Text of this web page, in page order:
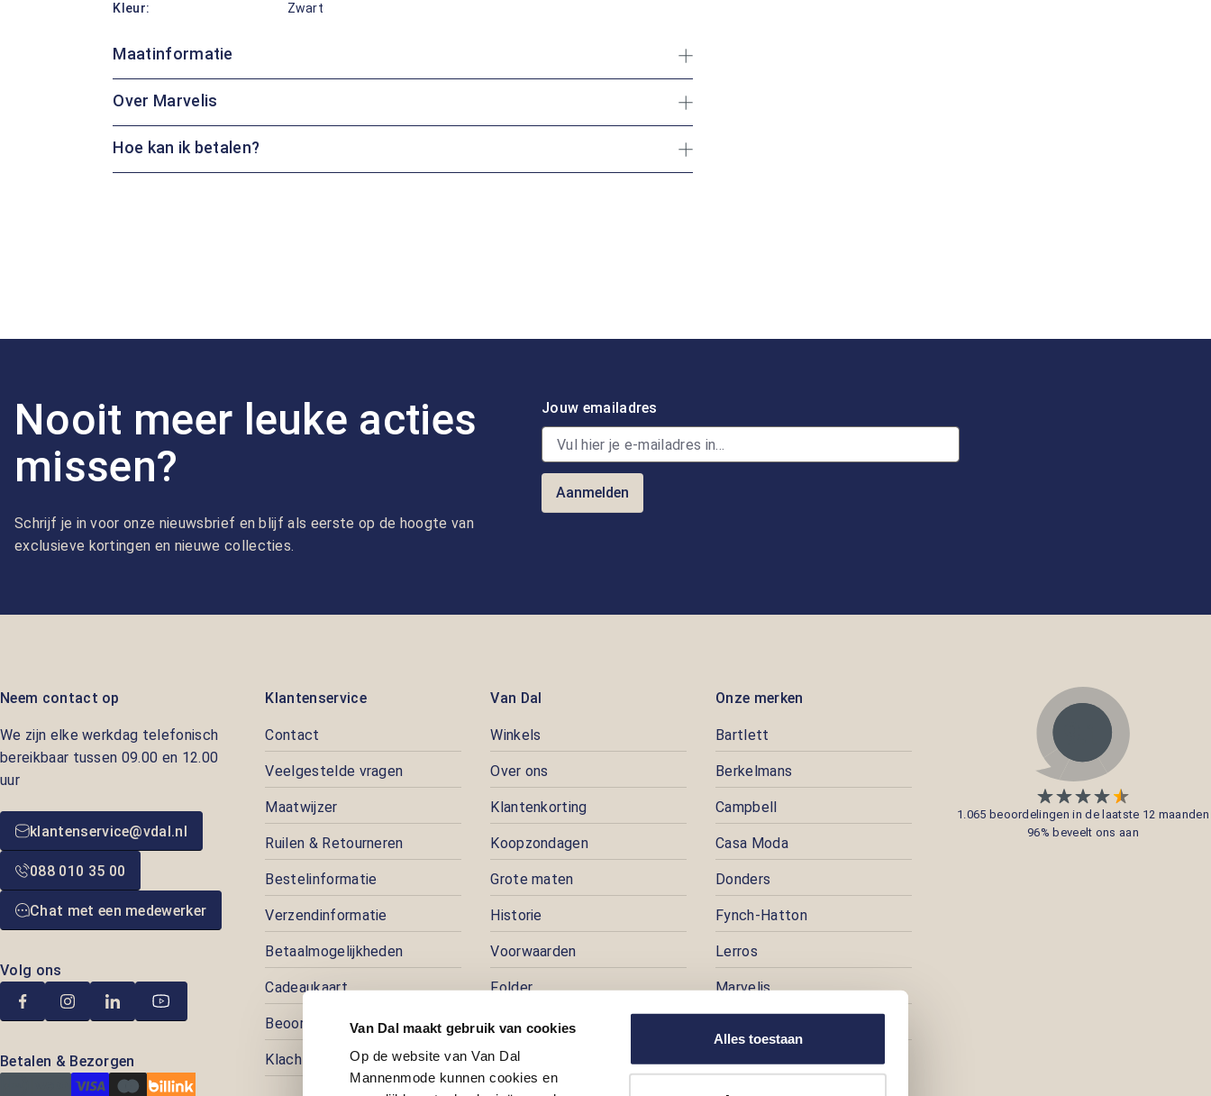
Van Dal maakt gebruik van cookies
Op de website van Van Dal
Mannenmode kunnen cookies en
Alles toestaan
Kleur:
Zwart
Maatinformatie
Over Marvelis
Hoe kan ik betalen?
Nooit meer leuke acties
missen?
Schrijf je in voor onze nieuwsbrief en blijf als eerste op de hoogte van
exclusieve kortingen en nieuwe collecties.
Jouw emailadres
Aanmelden
Neem contact op
We zijn elke werkdag telefonisch
bereikbaar tussen 09.00 en 12.00
uur
klantenservice@vdal.nl
088 010 35 00
Chat met een medewerker
Volg ons
Betalen & Bezorgen
Klantenservice
Contact
Veelgestelde vragen
Maatwijzer
Ruilen & Retourneren
Bestelinformatie
Verzendinformatie
Betaalmogelijkheden
Cadeaukaart
Beoordelingen
Klachtenafhandeling
Van Dal
Winkels
Over ons
Klantenkorting
Koopzondagen
Grote maten
Historie
Voorwaarden
Folder
Pers
Prijspuzzel
Onze merken
Bartlett
Berkelmans
Campbell
Casa Moda
Donders
Fynch-Hatton
Lerros
Marvelis
1.065 beoordelingen in de laatste 12 maanden
96% beveelt ons aan